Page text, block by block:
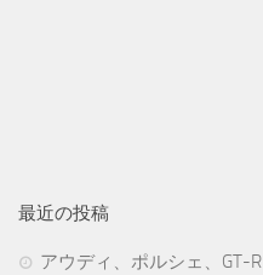
最近の投稿
アウディ、ポルシェ、GT-